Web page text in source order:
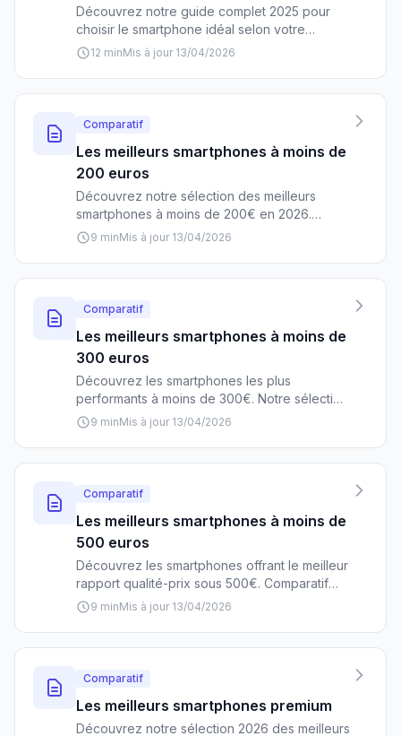
Découvrez notre guide complet 2025 pour
choisir le smartphone idéal selon votre
budget et vos besoins. Comparatifs,
faire le bon choix parmi plus de 50 modèles
12 minMis à jour 13/04/2026
Comparatif
Les meilleurs smartphones à moins de
200 euros
Découvrez notre sélection des meilleurs
smartphones à moins de 200€ en 2026.
Comparatif détaillé des modèles offrant le
usages.
9 minMis à jour 13/04/2026
Comparatif
Les meilleurs smartphones à moins de
300 euros
Découvrez les smartphones les plus
performants à moins de 300€. Notre sélection
2026 des meilleurs modèles avec leurs
pour faire le bon choix sans se ruiner.
9 minMis à jour 13/04/2026
Comparatif
Les meilleurs smartphones à moins de
500 euros
Découvrez les smartphones offrant le meilleur
rapport qualité-prix sous 500€. Comparatif
détaillé des modèles incontournables de
en 2026.
9 minMis à jour 13/04/2026
Comparatif
Les meilleurs smartphones premium
Découvrez notre sélection 2026 des meilleurs